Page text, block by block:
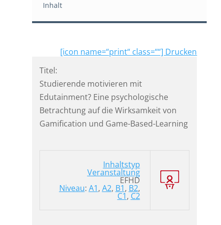
Inhalt
[icon name=“print“ class=““] Drucken
Titel:
Studierende motivieren mit
Edutainment? Eine psychologische
Betrachtung auf die Wirksamkeit von
Gamification und Game-Based-Learning
Inhaltstyp
Veranstaltung
EFHD
Niveau: A1, A2, B1, B2,
C1, C2